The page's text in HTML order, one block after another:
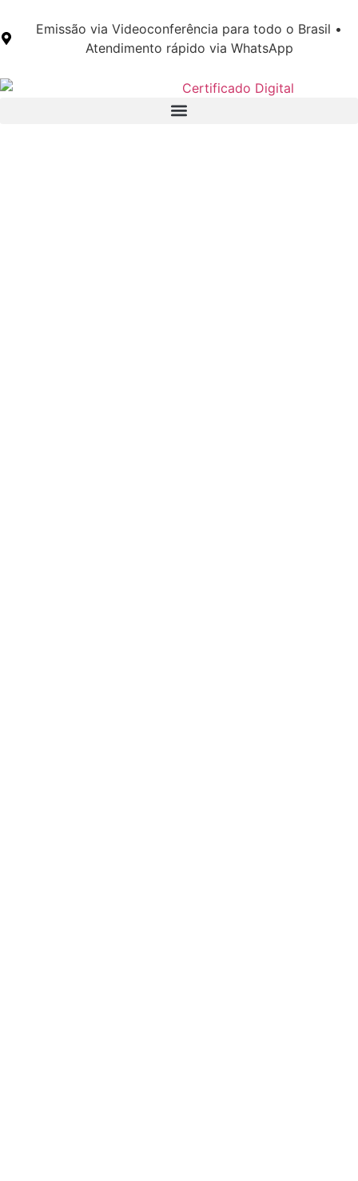
Emissão via Videoconferência para todo o Brasil •
Atendimento rápido via WhatsApp